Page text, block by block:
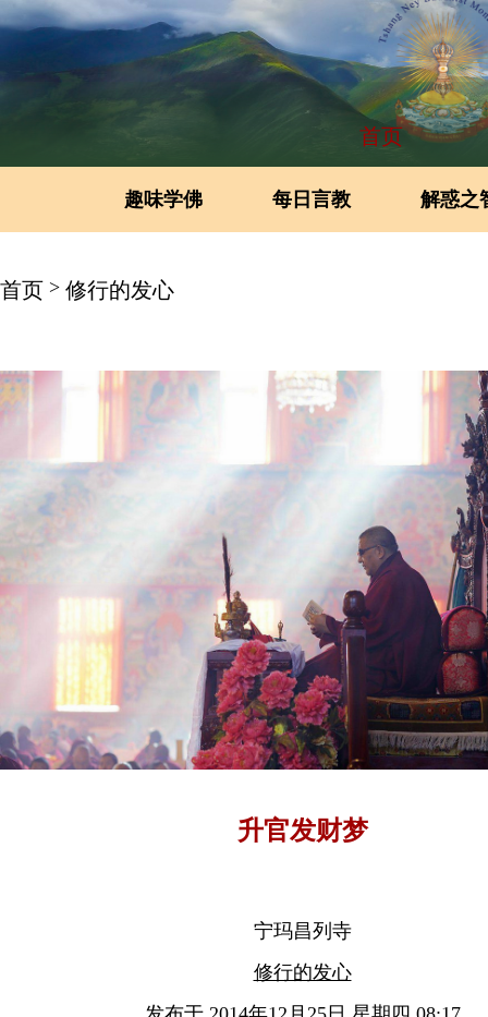
首页
趣味学佛 每日言教 解惑之
首页 > 修行的发心
升官发财梦
宁玛昌列寺
修行的发心